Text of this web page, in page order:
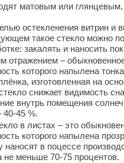
матовым или
остекленения витрин и
такое стекло можно
закалять и наносить
отражением –
которого напылена
изготовленная на
снижает видимость
внутрь помещения
40-45 %.
в листах – это
которого напылена
наносят в поцессе
не меньше 70-75 процентов.